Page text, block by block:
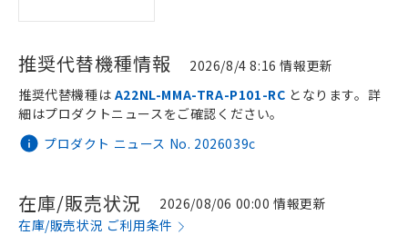
推奨代替機種情報 2026/8/4 8:16 情報更新
プロダクト ニュース No. 2026039c
推奨代替機種は A22NL-MMA-TRA-P101-RC となります。詳
細はプロダクトニュースをご確認ください。
在庫/販売状況
2026/08/06 00:00 情報更新
在庫/販売状況 ご利用条件